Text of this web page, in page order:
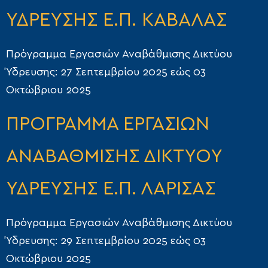
ΥΔΡΕΥΣΗΣ Ε.Π. ΚΑΒΑΛΑΣ
Πρόγραμμα Εργασιών Αναβάθμισης Δικτύου
Ύδρευσης: 27 Σεπτεμβρίου 2025 εώς 03
Οκτώβριου 2025
ΠΡΟΓΡΑΜΜΑ ΕΡΓΑΣΙΩΝ
ΑΝΑΒΑΘΜΙΣΗΣ ΔΙΚΤΥΟΥ
ΥΔΡΕΥΣΗΣ Ε.Π. ΛΑΡΙΣΑΣ
Πρόγραμμα Εργασιών Αναβάθμισης Δικτύου
Ύδρευσης: 29 Σεπτεμβρίου 2025 εώς 03
Οκτώβριου 2025